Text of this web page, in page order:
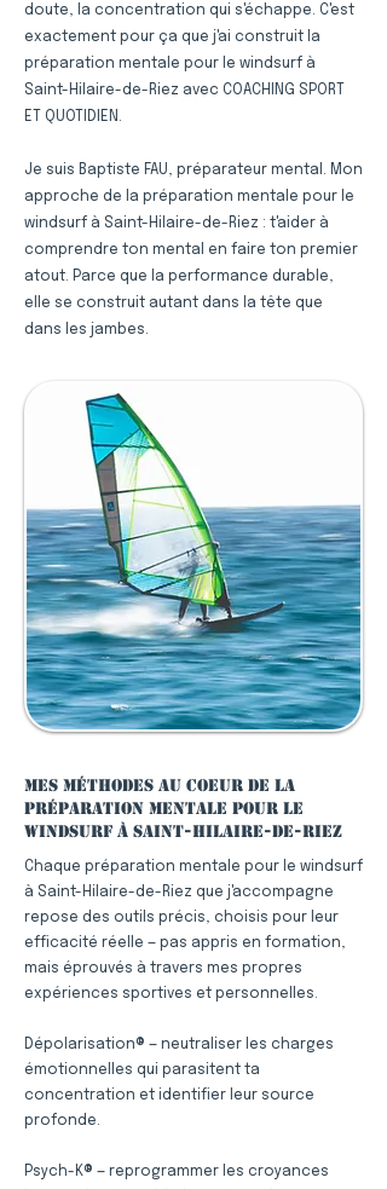
doute, la concentration qui s'échappe. C'est
exactement pour ça que j'ai construit la
préparation mentale pour le windsurf à
Saint-Hilaire-de-Riez avec COACHING SPORT
ET QUOTIDIEN.
Je suis Baptiste FAU, préparateur mental. Mon
approche de la préparation mentale pour le
windsurf à Saint-Hilaire-de-Riez : t'aider à
comprendre ton mental en faire ton premier
atout. Parce que la performance durable,
elle se construit autant dans la tête que
dans les jambes.
Mes méthodes au coeur de la
préparation mentale pour le
windsurf à Saint-Hilaire-de-Riez
Chaque préparation mentale pour le windsurf
à Saint-Hilaire-de-Riez que j'accompagne
repose des outils précis, choisis pour leur
efficacité réelle — pas appris en formation,
mais éprouvés à travers mes propres
expériences sportives et personnelles.
Dépolarisation® — neutraliser les charges
émotionnelles qui parasitent ta
concentration et identifier leur source
profonde.
Psych-K® — reprogrammer les croyances